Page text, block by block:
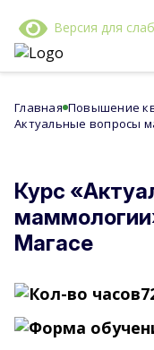
Версия для
Главная Повышение
Актуальные вопросы
Курс
Магасе